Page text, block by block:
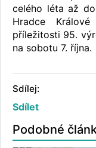
celého léta až
Hradce
příležitosti 95.
na sobotu 7. října.
Sdílej:
Sdílet
Podobné